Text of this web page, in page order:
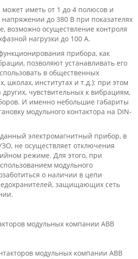
иметь от 1 до 4 полюсов и
до 380 В при показателях
возможно осуществление контроля
нагрузки до 100 А.
прибора, как
позволяют устанавливать его
в общественных
школах, институтах и т.д.): при этом
чувствительных к вибрациям,
И именно небольшие габариты
модульного контактора на DIN-
электромагнитный прибор, в
не осуществляет отключения
режиме. Для этого, при
модульного
о наличии в цепи
защищающих сеть
модульных компании ABB